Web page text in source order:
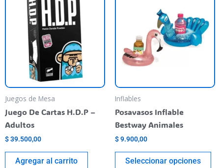
Juegos de Mesa
Juego De Cartas H.D.P –
Adultos
$39.500,00
Agregar al carrito
Inflables
Posavasos Inflable
Bestway Animales
$9.900,00
Seleccionar opciones
se